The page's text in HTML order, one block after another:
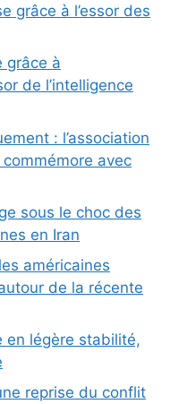
grâce à l’essor des
grâce à
de l’intelligence
: l’association
avec
sous le choc des
en Iran
américaines
de la récente
en légère stabilité,
reprise du conflit